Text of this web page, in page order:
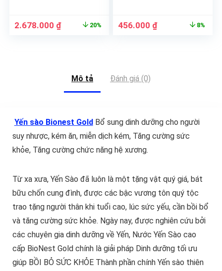
2.678.000 ₫ 20% 456.000 ₫ 8%
Mô tả Đánh giá (0)
Yến sào Bionest GoldBổ sung dinh dưỡng cho người
suy nhược, kém ăn, miễn dịch kém, Tăng cường sức
khỏe, Tăng cường chức năng hệ xương.
Từ xa xưa, Yến Sào đã luôn là một tặng vật quý giá, bát
bữu chốn cung đình, được các bậc vương tôn quý tộc
trao tặng người thân khi tuổi cao, lúc sức yếu, cần bồi bổ
và tăng cường sức khỏe. Ngày nay, được nghiên cứu bởi
các chuyên gia dinh dưỡng về Yến, Nước Yến Sào cao
cấp BioNest Gold chính là giải pháp Dinh dưỡng tối ưu
giúp BỒI BỎ SỨC KHỎE Thành phần chính Yến sào thiên